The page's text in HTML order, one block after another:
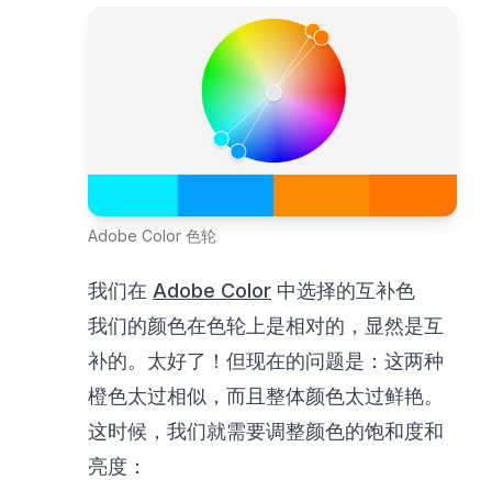
Adobe Color 色轮
我们在 Adobe Color 中选择的互补色
我们的颜色在色轮上是相对的，显然是互
补的。太好了！但现在的问题是：这两种
橙色太过相似，而且整体颜色太过鲜艳。
这时候，我们就需要调整颜色的饱和度和
亮度：